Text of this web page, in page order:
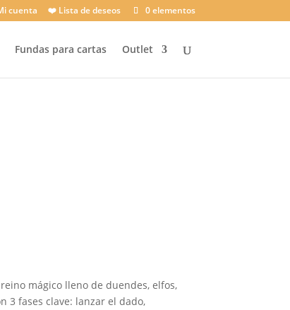
cuenta ❤️ Lista de deseos 0 elementos
Fundas para cartas Outlet
mágico lleno de duendes, elfos,
3 fases clave: lanzar el dado,